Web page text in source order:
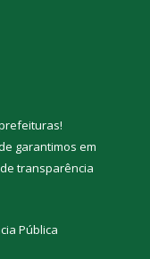
!
garantimos em
transparência
Pública